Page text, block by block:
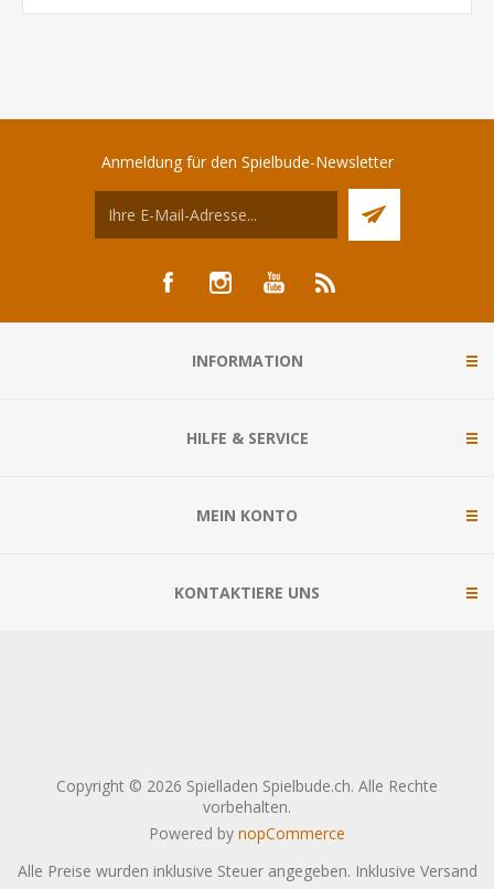
Anmeldung für den Spielbude-Newsletter
INFORMATION
HILFE & SERVICE
MEIN KONTO
KONTAKTIERE UNS
Copyright © 2026 Spielladen Spielbude.ch. Alle Rechte
vorbehalten.
Powered by nopCommerce
Alle Preise wurden inklusive Steuer angegeben. Inklusive Versand